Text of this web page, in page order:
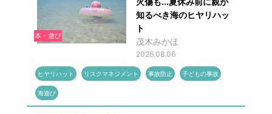
本・遊び
知るべき海のヒヤリハッ
ト
茂木みかほ
2026.08.06
ヒヤリハット リスクマネジメント 事故防止 子どもの事故
海遊び